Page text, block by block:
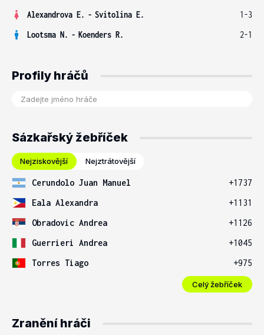
Alexandrova E. - Svitolina E.
1-3
Lootsma N. - Koenders R. 2-1
Profily hráčů
Sázkařský žebříček
Nejziskovější Nejztrátovější
Cerundolo Juan Manuel
+1737
Eala Alexandra
+1131
Obradovic Andrea
+1126
Guerrieri Andrea
+1045
Torres Tiago
+975
Celý žebříček
Zranění hráči